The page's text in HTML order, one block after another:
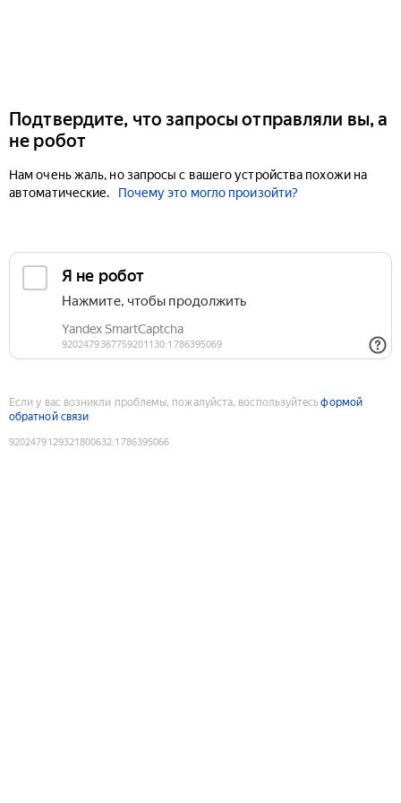
Подтвердите, что запросы отправляли вы, а
не робот
Нам очень жаль, но запросы с вашего устройства похожи на
автоматические.
Почему это могло произойти?
Если у вас возникли проблемы, пожалуйста, воспользуйтесьформой
обратной связи
9202479129321800632:1786395066